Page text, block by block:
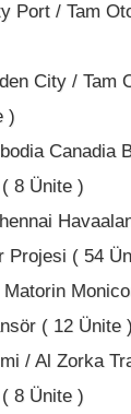
Port / Tam
City / Tam
)
Canadia
8 Ünite )
Projesi ( 54
( 12 Ünite )
/ Al Zorka
8 Ünite )